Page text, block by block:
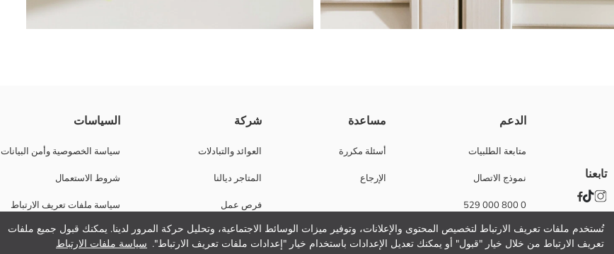
تُستخدم ملفات تعريف الارتباط لتخصيص المحتوى والإعلانات، وتوفير ميزات الوسائط الاجتماعية، وتحليل حركة المرور لدينا. يمكنك قبول جميع ملفات
تعريف الارتباط من خلال خيار "قبول" أو يمكنك تعديل الإعدادات باستخدام خيار "إعدادات ملفات تعريف الارتباط". سياسة ملفات الارتباط
نوع:
مقاس المنتج:
الدعم
متابعة الطلبيات
نموذج الاتصال
0 800 000 529
مساعدة
أسئلة مكررة
الإرجاع
شركة
العوائد والتبادلات
المتاجر ديالنا
فرص عمل
دعم الشركات
السياسات
سياسة الخصوصية وأمن البيانات
شروط الاستعمال
سياسة ملفات تعريف الارتباط
تابعنا